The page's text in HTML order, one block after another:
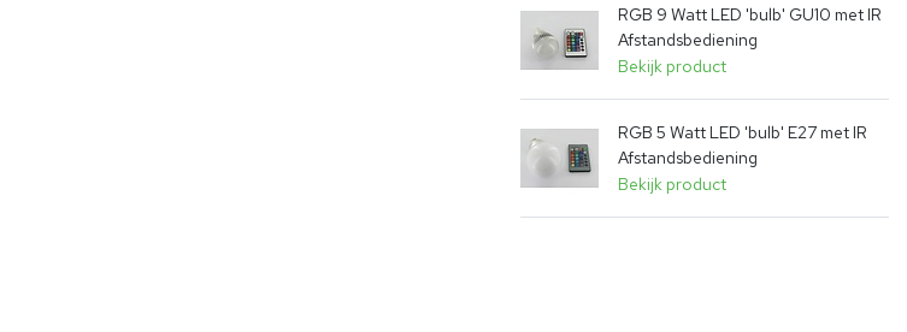
RGB 9 Watt LED 'bulb' GU10 met IR
Afstandsbediening
Bekijk product
RGB 5 Watt LED 'bulb' E27 met IR
Afstandsbediening
Bekijk product